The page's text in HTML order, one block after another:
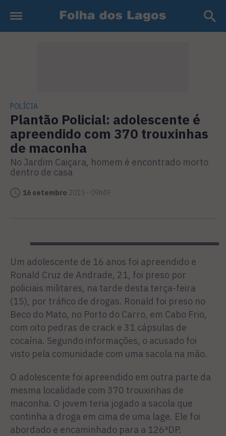
POLÍCIA
Plantão Policial: adolescente é
apreendido com 370 trouxinhas
de maconha
No Jardim Caiçara, homem é encontrado morto
dentro de casa
16 setembro 2015 - 09h49
Um adolescente de 16 anos foi apreendido e
Ronald Cruz de Andrade, 21, foi preso por
policiais militares, na tarde desta terça-feira
(15), por tráfico de drogas. Ronald foi preso no
Beco do Mato, no Porto do Carro, em Cabo Frio,
com oito pedras de crack e 31 cápsulas de
cocaína. Segundo informações, o acusado foi
visto pela comunidade com uma sacola na mão.
O adolescente foi apreendido em outra parte da
mesma localidade com 370 trouxinhas de
maconha. O jovem teria jogado a sacola que
continha a droga em cima de uma lage. Ele foi
abordado e encaminhado para a 126ªDP.